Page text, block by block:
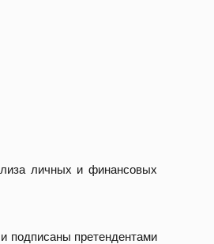
личных и финансовых
подписаны претендентами